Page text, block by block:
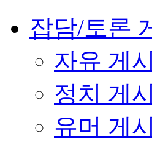
잡담/토론
자유 게
정치 게
유머 게